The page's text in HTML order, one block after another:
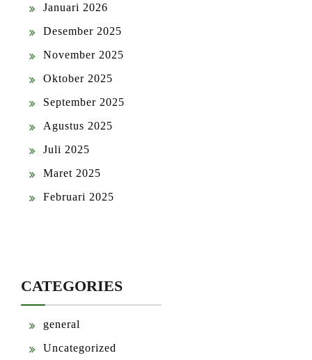
Januari 2026
Desember 2025
November 2025
Oktober 2025
September 2025
Agustus 2025
Juli 2025
Maret 2025
Februari 2025
CATEGORIES
general
Uncategorized